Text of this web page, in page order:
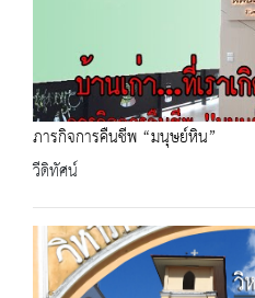
ภารกิจการคืนชีพ “มนุษย์หิน”
วีดิทัศน์